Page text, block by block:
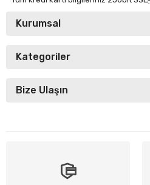
Kurumsal
Kategoriler
Bize Ulaşın